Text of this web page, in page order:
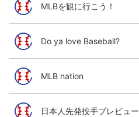
MLBを観に行こう！
Do ya love Baseball?
MLB nation
日本人先発投手プレビュー